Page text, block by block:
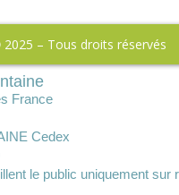
– Tous droits réservés
France
Cedex
le public uniquement sur